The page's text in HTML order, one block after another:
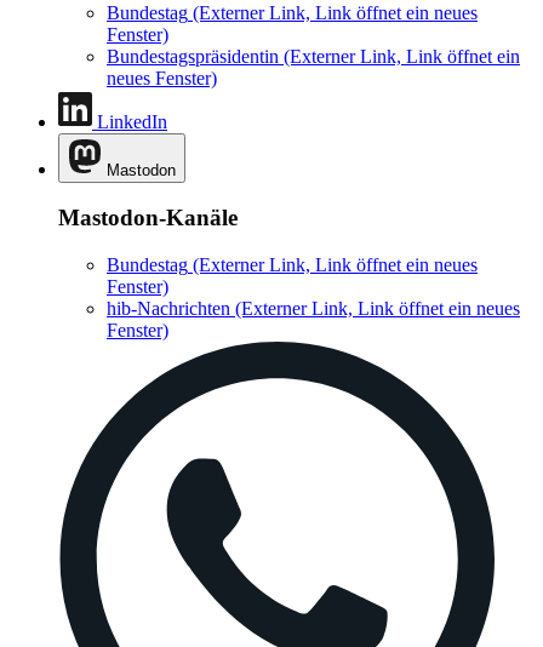
Bundestag (Externer Link, Link öffnet ein neues
Fenster)
Bundestagspräsidentin (Externer Link, Link öffnet ein
neues Fenster)
LinkedIn
Mastodon
Mastodon-Kanäle
Bundestag (Externer Link, Link öffnet ein neues
Fenster)
hib-Nachrichten (Externer Link, Link öffnet ein neues
Fenster)